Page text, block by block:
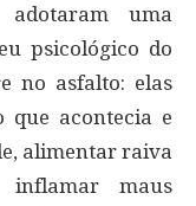
uma
psicológico do
no asfalto: elas
acontecia e
alimentar raiva
maus